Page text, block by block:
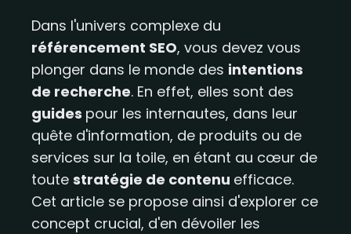
Dans l'univers complexe du
référencement SEO, vous devez vous
plonger dans le monde des intentions
de recherche. En effet, elles sont des
guides pour les internautes, dans leur
quête d'information, de produits ou de
services sur la toile, en étant au cœur de
toute stratégie de contenu efficace.
Cet article se propose ainsi d'explorer ce
concept crucial, d'en dévoiler les